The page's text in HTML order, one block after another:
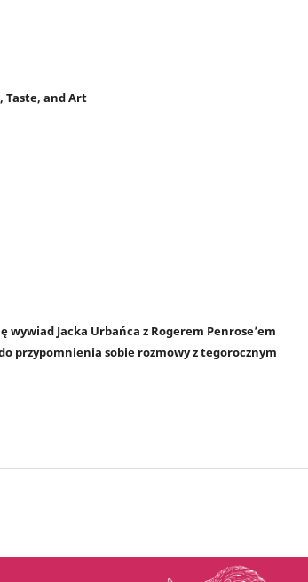
Taste, and Art
Jacka Urbańca z Rogerem Penrose’em
przypomnienia sobie rozmowy z tegorocznym